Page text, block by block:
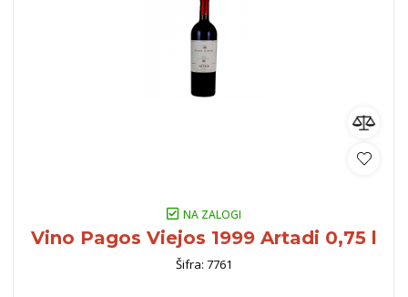
NA ZALOGI
Vino Pagos Viejos 1999 Artadi 0,75 l
Šifra: 7761